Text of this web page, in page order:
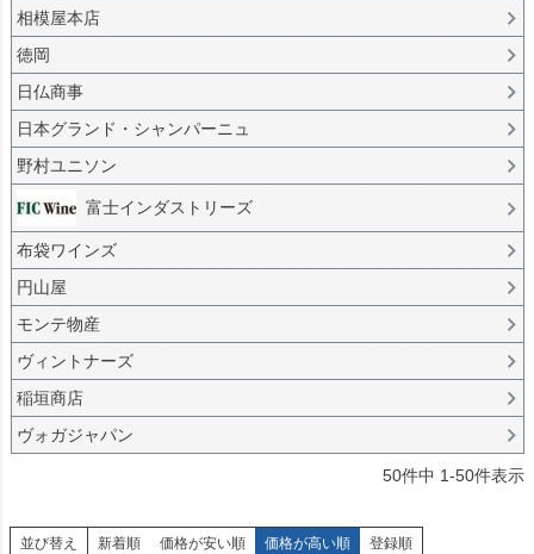
相模屋本店
徳岡
日仏商事
日本グランド・シャンパーニュ
野村ユニソン
富士インダストリーズ
布袋ワインズ
円山屋
モンテ物産
ヴィントナーズ
稲垣商店
ヴォガジャパン
50件中 1-50件表示
並び替え 新着順 価格が安い順 価格が高い順 登録順